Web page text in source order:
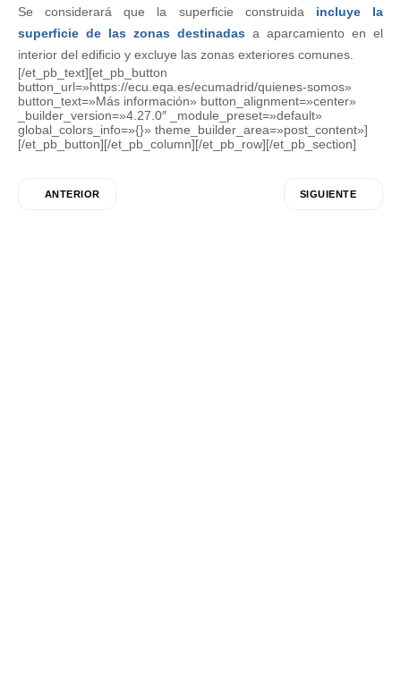
Se considerará que la superficie construida
incluye la
superficie de las zonas destinadas a aparcamiento en el
interior del edificio y excluye las zonas exteriores comunes.
[/et_pb_text][et_pb_button
button_url=»https://ecu.eqa.es/ecumadrid/quienes-somos»
button_text=»Más información» button_alignment=»center»
_builder_version=»4.27.0″ _module_preset=»default»
global_colors_info=»{}» theme_builder_area=»post_content»]
[/et_pb_button][/et_pb_column][/et_pb_row][/et_pb_section]
ANTERIOR SIGUIENTE